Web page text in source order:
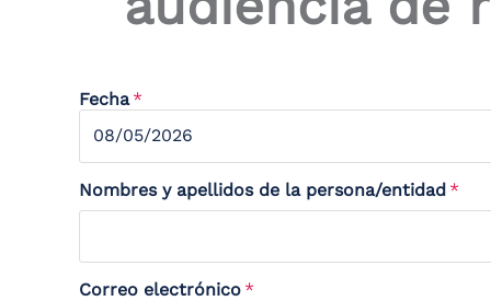
Fecha
Nombres y apellidos de la persona/entidad
Correo electrónico